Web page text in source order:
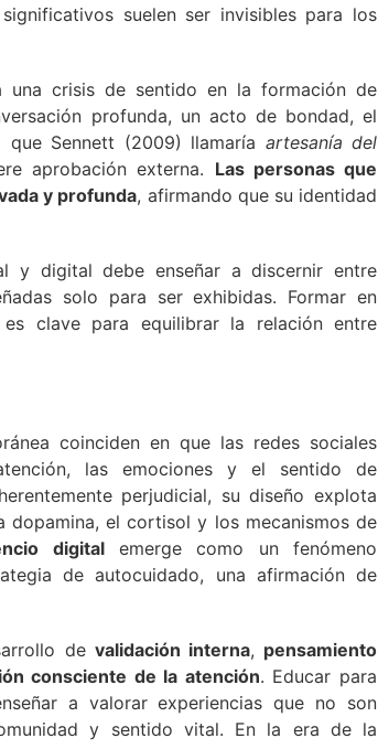
suelen ser invisibles para los
una crisis de sentido en la formación de
profunda, un acto de bondad, el
Sennett (2009) llamaría artesanía del
aprobación externa. Las personas que
y profunda, afirmando que su identidad
y digital debe enseñar a discernir entre
solo para ser exhibidas. Formar en
clave para equilibrar la relación entre
coinciden en que las redes sociales
las emociones y el sentido de
perjudicial, su diseño explota
dopamina, el cortisol y los mecanismos de
digitalemerge como un fenómeno
de autocuidado, una afirmación de
de validación interna, pensamiento
consciente de la atención. Educar para
a valorar experiencias que no son
y sentido vital. En la era de la